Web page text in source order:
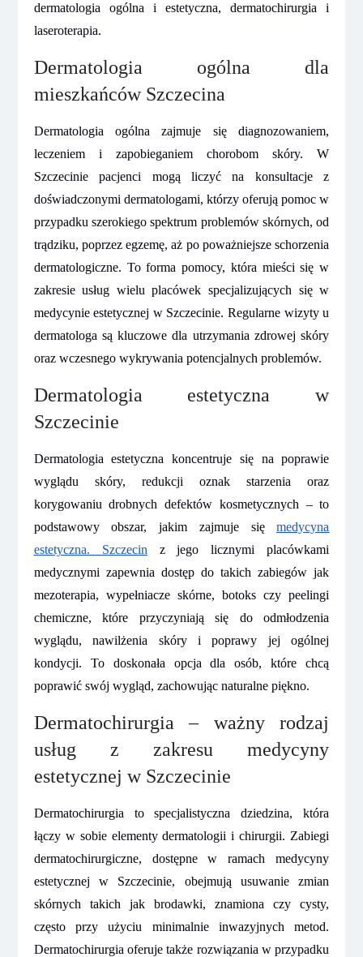
dermatologia ogólna i estetyczna, dermatochirurgia i
laseroterapia.
Dermatologia ogólna dla
mieszkańców Szczecina
Dermatologia ogólna zajmuje się diagnozowaniem,
leczeniem i zapobieganiem chorobom skóry. W
Szczecinie pacjenci mogą liczyć na konsultacje z
doświadczonymi dermatologami, którzy oferują pomoc w
przypadku szerokiego spektrum problemów skórnych, od
trądziku, poprzez egzemę, aż po poważniejsze schorzenia
dermatologiczne. To forma pomocy, która mieści się w
zakresie usług wielu placówek specjalizujących się w
medycynie estetycznej w Szczecinie. Regularne wizyty u
dermatologa są kluczowe dla utrzymania zdrowej skóry
oraz wczesnego wykrywania potencjalnych problemów.
Dermatologia estetyczna w
Szczecinie
Dermatologia estetyczna koncentruje się na poprawie
wyglądu skóry, redukcji oznak starzenia oraz
korygowaniu drobnych defektów kosmetycznych – to
podstawowy obszar, jakim zajmuje sięmedycyna
estetyczna. Szczecin z jego licznymi placówkami
medycznymi zapewnia dostęp do takich zabiegów jak
mezoterapia, wypełniacze skórne, botoks czy peelingi
chemiczne, które przyczyniają się do odmłodzenia
wyglądu, nawilżenia skóry i poprawy jej ogólnej
kondycji. To doskonała opcja dla osób, które chcą
poprawić swój wygląd, zachowując naturalne piękno.
Dermatochirurgia – ważny rodzaj
usług z zakresu medycyny
estetycznej w Szczecinie
Dermatochirurgia to specjalistyczna dziedzina, która
łączy w sobie elementy dermatologii i chirurgii. Zabiegi
dermatochirurgiczne, dostępne w ramach medycyny
estetycznej w Szczecinie, obejmują usuwanie zmian
skórnych takich jak brodawki, znamiona czy cysty,
często przy użyciu minimalnie inwazyjnych metod.
Dermatochirurgia oferuje także rozwiązania w przypadku